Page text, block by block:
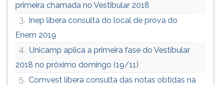
primeira chamada no Vestibular 2018
3. Inep libera consulta do local de prova do
Enem 2019
4. Unicamp aplica a primeira fase do Vestibular
2018 no próximo domingo (19/11)
5. Comvest libera consulta das notas obtidas na